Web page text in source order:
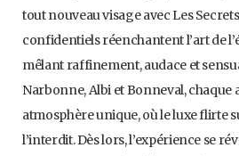
tout nouveau visage avec Les
confidentiels réenchantent l’art de
mêlant raffinement, audace et
Narbonne, Albi et Bonneval, chaque
atmosphère unique, où le luxe flirte
l’interdit. Dès lors, l’expérience se